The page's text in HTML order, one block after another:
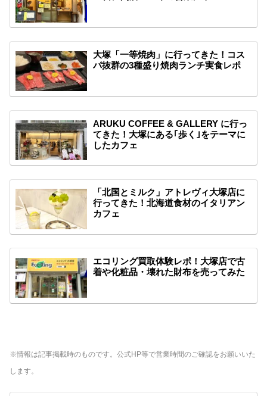
大塚「一等焼肉」に行ってきた！コス
パ抜群の3種盛り焼肉ランチ実食レポ
ARUKU COFFEE & GALLERY に行っ
てきた！大塚にある｢歩く｣をテーマに
したカフェ
「北国とミルク」アトレヴィ大塚店に
行ってきた！北海道食材のイタリアン
カフェ
エコリング買取体験レポ！大塚店で古
着や化粧品・壊れた財布を売ってみた
※情報は記事掲載時のものです。公式HP等で営業時間のご確認をお願いいた
します。